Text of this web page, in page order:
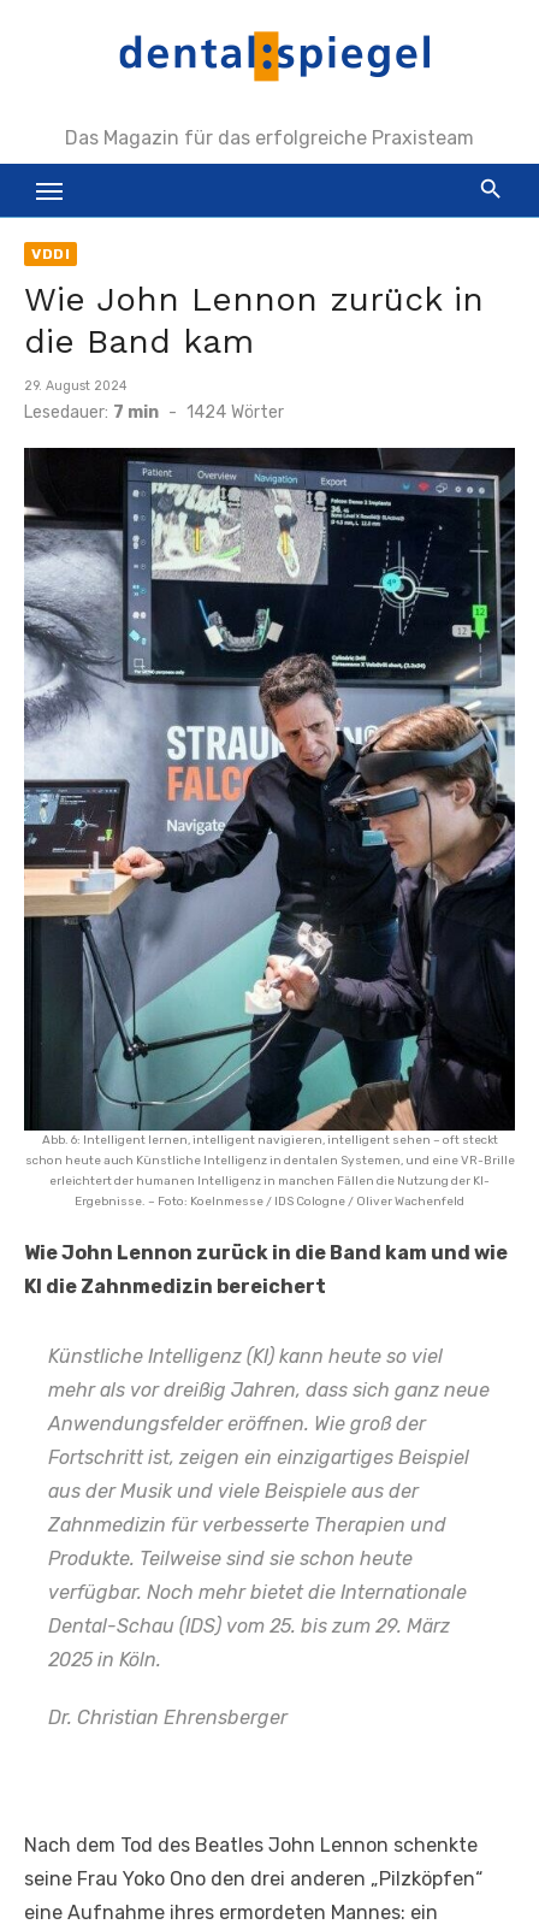
Das Magazin für das erfolgreiche Praxisteam
VDDI
Wie John Lennon zurück in
die Band kam
Veröffentlicht
am
29. August 2024
Lesedauer: 7 min - 1424 Wörter
Abb. 6: Intelligent lernen, intelligent navigieren, intelligent sehen – oft steckt
schon heute auch Künstliche Intelligenz in dentalen Systemen, und eine VR-Brille
erleichtert der humanen Intelligenz in manchen Fällen die Nutzung der KI-
Ergebnisse. – Foto: Koelnmesse / IDS Cologne / Oliver Wachenfeld
Wie John Lennon zurück in die Band kam und wie
KI die Zahnmedizin bereichert
Künstliche Intelligenz (KI) kann heute so viel
mehr als vor dreißig Jahren, dass sich ganz neue
Anwendungsfelder eröffnen. Wie groß der
Fortschritt ist, zeigen ein einzigartiges Beispiel
aus der Musik und viele Beispiele aus der
Zahnmedizin für verbesserte Therapien und
Produkte. Teilweise sind sie schon heute
verfügbar. Noch mehr bietet die Internationale
Dental-Schau (IDS) vom 25. bis zum 29. März
2025 in Köln.
Dr. Christian Ehrensberger
Nach dem Tod des Beatles John Lennon schenkte
seine Frau Yoko Ono den drei anderen „Pilzköpfen“
eine Aufnahme ihres ermordeten Mannes: ein